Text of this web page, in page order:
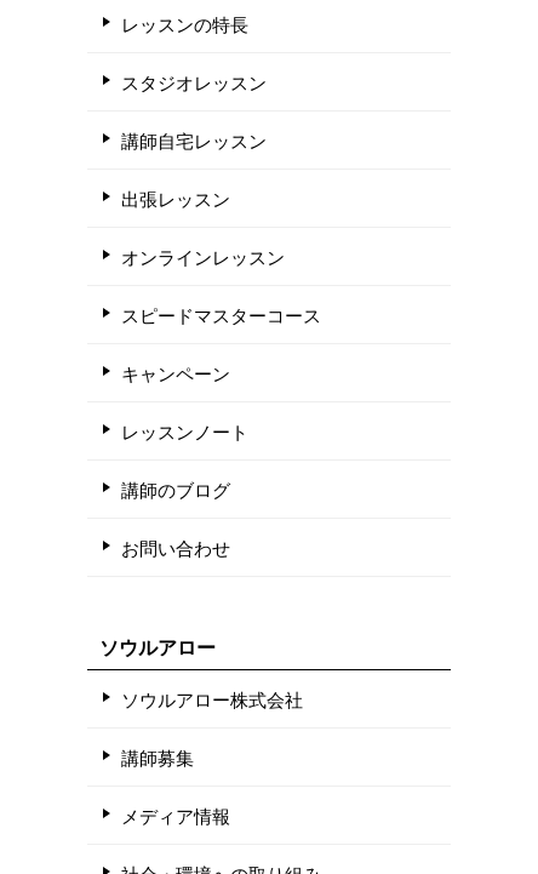
レッスンの特長
スタジオレッスン
講師自宅レッスン
出張レッスン
オンラインレッスン
スピードマスターコース
キャンペーン
レッスンノート
講師のブログ
お問い合わせ
ソウルアロー
ソウルアロー株式会社
講師募集
メディア情報